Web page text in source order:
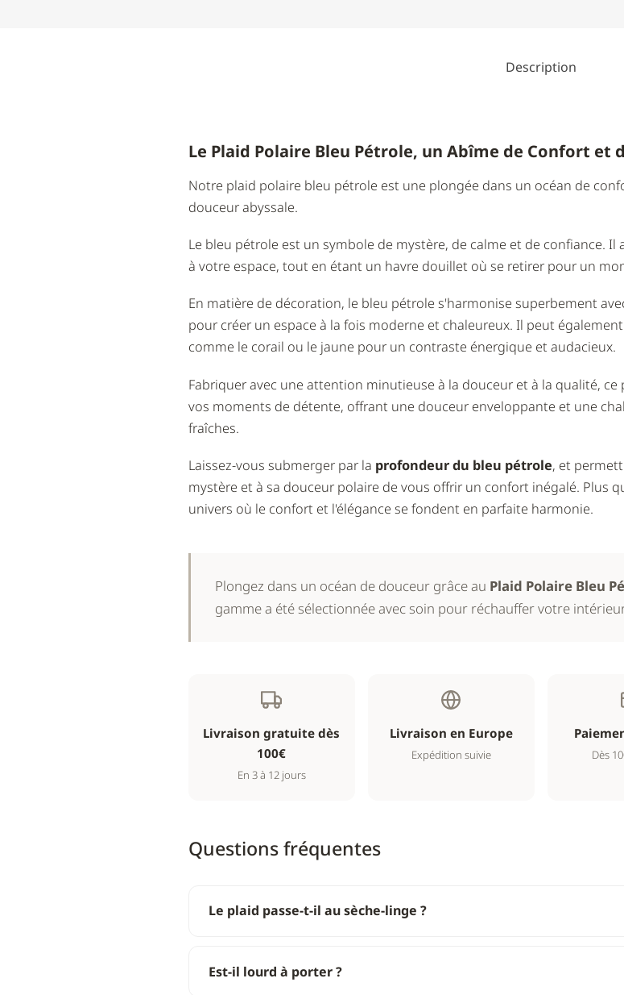
Description
Le Plaid Polaire Bleu Pétrole, un Abîme de Confort et
Notre plaid polaire bleu pétrole est une plongée dans un océan de
douceur abyssale.
Le bleu pétrole est un symbole de mystère, de calme et de confiance.
à votre espace, tout en étant un havre douillet où se retirer pour un
En matière de décoration, le bleu pétrole s'harmonise superbement
pour créer un espace à la fois moderne et chaleureux. Il peut
comme le corail ou le jaune pour un contraste énergique et audacieux.
Fabriquer avec une attention minutieuse à la douceur et à la qualité,
vos moments de détente, offrant une douceur enveloppante et une
fraîches.
Laissez-vous submerger par la profondeur du bleu pétrole, et
mystère et à sa douceur polaire de vous offrir un confort inégalé. Plus
univers où le confort et l'élégance se fondent en parfaite harmonie.
Plongez dans un océan de douceur grâce au Plaid Polaire Bleu
gamme a été sélectionnée avec soin pour réchauffer votre
Livraison gratuite dès
100€
En 3 à 12 jours
Livraison en Europe
Expédition suivie Dès
Questions fréquentes
Le plaid passe-t-il au sèche-linge ?
Est-il lourd à porter ?